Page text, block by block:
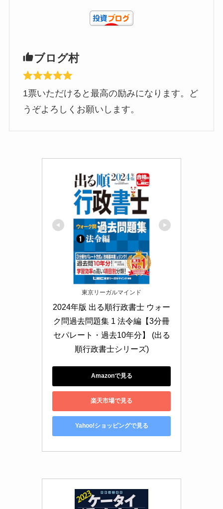
ブログ村
1票いただけると最高の励みになります。ど
うぞよろしくお願いします。
東京リーガルマインド
2024年版 出る順行政書士 ウォー
ク問過去問題集 1 法令編【3分冊
セパレート・過去10年分】 (出る
順行政書士シリーズ)
Amazonで見る
楽天市場で見る
Yahoo!ショッピングで見る